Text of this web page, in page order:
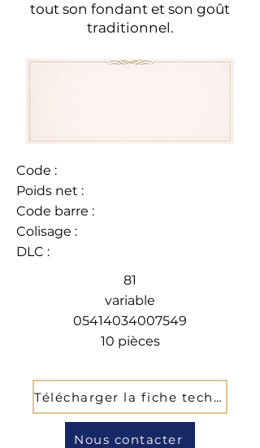
tout son fondant et son goût
traditionnel.
Code :
Poids net :
Code barre :
Colisage :
DLC :
81
variable
05414034007549
10 pièces
Télécharger la fiche technique
Nous contacter